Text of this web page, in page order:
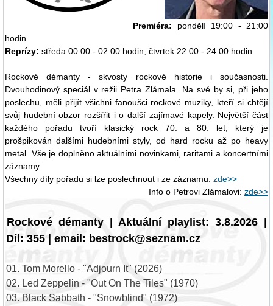
Premiéra: pondělí 19:00 - 21:00
hodin
Reprízy: středa 00:00 - 02:00 hodin; čtvrtek 22:00 - 24:00 hodin
Rockové démanty - skvosty rockové historie i současnosti.
Dvouhodinový speciál v režii Petra Zlámala. Na své by si, při jeho
poslechu, měli přijít všichni fanoušci rockové muziky, kteří si chtějí
svůj hudební obzor rozšířit i o další zajímavé kapely. Největší část
každého pořadu tvoří klasický rock 70. a 80. let, který je
prošpikován dalšími hudebními styly, od hard rocku až po heavy
metal. Vše je doplněno aktuálními novinkami, raritami a koncertními
záznamy.
Všechny díly pořadu si lze poslechnout i ze záznamu: zde>>
Info o Petrovi Zlámalovi: zde>>
Rockové démanty | Aktuální playlist: 3.8.2026 |
Díl: 355 | email: bestrock@seznam.cz
01. Tom Morello - "Adjourn It" (2026)
02. Led Zeppelin - "Out On The Tiles" (1970)
03. Black Sabbath - "Snowblind" (1972)